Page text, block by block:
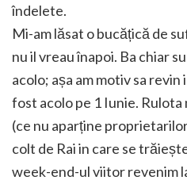
îndelete.
Mi-am lăsat o bucățică de
nu il vreau înapoi. Ba chiar
acolo; așa am motiv sa revin
fost acolo pe 1 Iunie.
(ce nu aparține
colt de Rai in care se
week-end-ul viitor revenim